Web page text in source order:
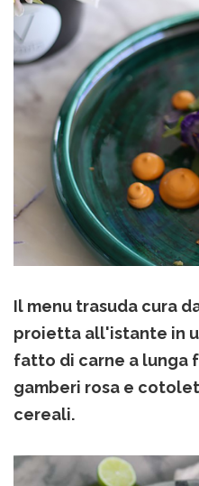
Il menu trasuda cura
proietta all'istante in
fatto di carne a lunga
gamberi rosa e
cereali.